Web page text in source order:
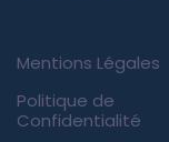
Mentions Légales
Politique de
Confidentialité